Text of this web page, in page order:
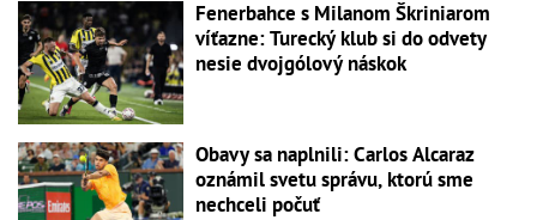
Fenerbahce s Milanom Škriniarom
víťazne: Turecký klub si do odvety
nesie dvojgólový náskok
Obavy sa naplnili: Carlos Alcaraz
oznámil svetu správu, ktorú sme
nechceli počuť